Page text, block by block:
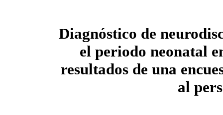
Diagnóstico de
el periodo neonatal
resultados de una
al